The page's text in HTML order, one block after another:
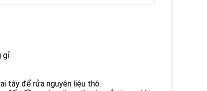
gỉ
tây để rửa nguyên liệu thô.